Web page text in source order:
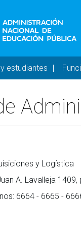
-
estudiantes
y Logística
A. Lavalleja 1409,
6664 - 6665 -